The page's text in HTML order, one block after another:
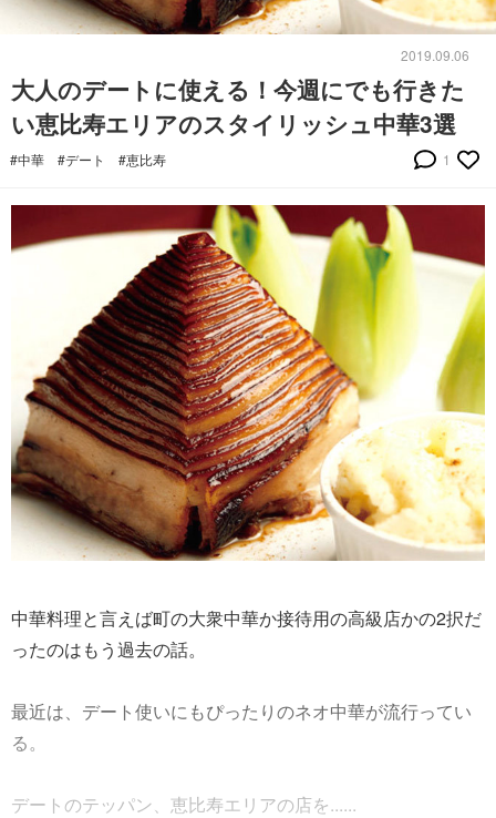
2019.09.06
大人のデートに使える！今週にでも行きた
い恵比寿エリアのスタイリッシュ中華3選
#中華 #デート #恵比寿 1
中華料理と言えば町の大衆中華か接待用の高級店かの2択だ
ったのはもう過去の話。
最近は、デート使いにもぴったりのネオ中華が流行ってい
る。
デートのテッパン、恵比寿エリアの店を......